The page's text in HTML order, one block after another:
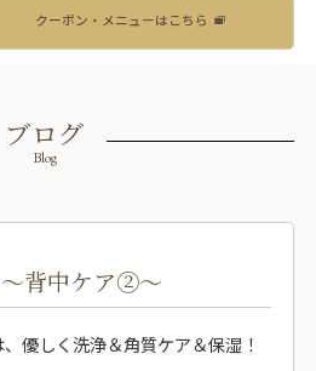
クーポン・メニューはこちら
ブログ
Blog
背中ケア②～
優しく洗浄＆角質ケア＆保湿！